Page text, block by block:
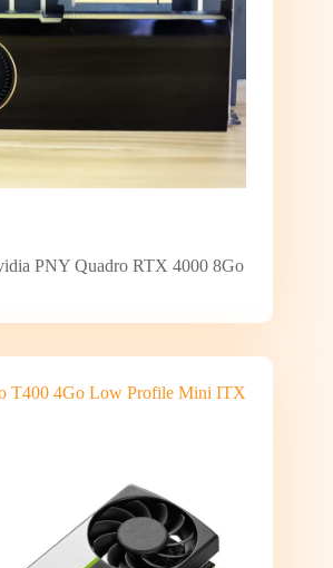
PNY Quadro RTX 4000 8Go
T400 4Go Low Profile Mini ITX